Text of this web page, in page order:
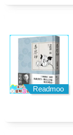
Readmoo